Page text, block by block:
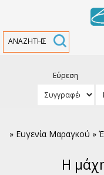
Κριτικά
Εύρεση
» Ευγενία Μαραγκού »
Η